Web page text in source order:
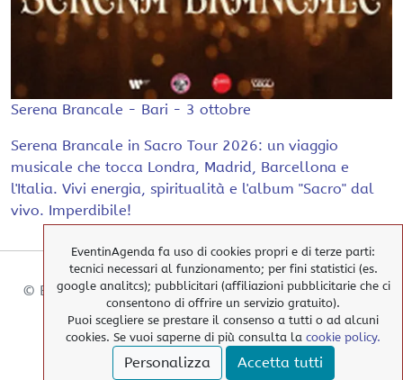
Serena Brancale - Bari - 3 ottobre
Serena Brancale in Sacro Tour 2026: un viaggio
musicale che tocca Londra, Madrid, Barcellona e
l'Italia. Vivi energia, spiritualità e l'album "Sacro" dal
vivo. Imperdibile!
© EventinAgenda 2017-2026-All Rights Reserved.
EventinAgenda fa uso di cookies propri e di terze parti:
tecnici necessari al funzionamento; per fini statistici (es.
google analitcs); pubblicitari (affiliazioni pubblicitarie che ci
consentono di offrire un servizio gratuito).
Puoi scegliere se prestare il consenso a tutti o ad alcuni
cookies. Se vuoi saperne di più consulta la cookie policy.
Personalizza Accetta tutti
> Cookies Policy
> Privacy Policy